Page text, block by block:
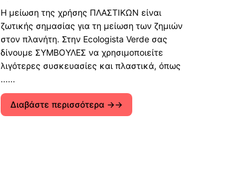
Η μείωση της χρήσης ΠΛΑΣΤΙΚΩΝ είναι
ζωτικής σημασίας για τη μείωση των ζημιών
στον πλανήτη. Στην Ecologista Verde σας
δίνουμε ΣΥΜΒΟΥΛΕΣ να χρησιμοποιείτε
λιγότερες συσκευασίες και πλαστικά, όπως
......
Διαβάστε περισσότερα →